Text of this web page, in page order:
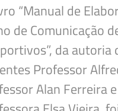
“Manual de
de Comunicação
da autoria
Professor
Alan Ferreira e